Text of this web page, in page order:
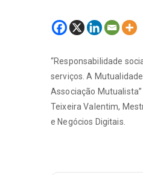
“Responsabilidade
serviços. A
Associação
Teixeira Valentim,
e Negócios Digitais.